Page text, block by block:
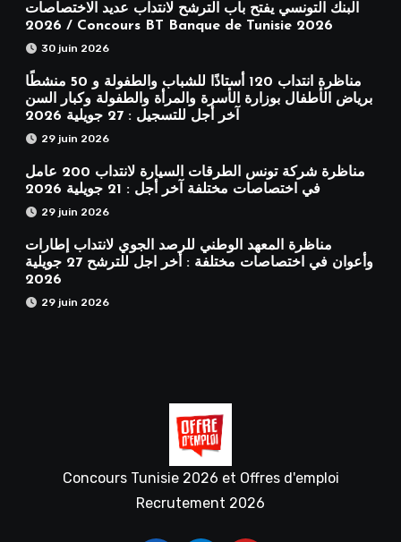
البنك التونسي يفتح باب الترشح لانتداب عديد الاختصاصات
2026 / Concours BT Banque de Tunisie 2026
30 juin 2026
مناظرة انتداب 120 أستاذًا للشباب والطفولة و 50 منشطًا
برياض الأطفال بوزارة الأسرة والمرأة والطفولة وكبار السن
آخر أجل للتسجيل : 27 جويلية 2026
29 juin 2026
مناظرة شركة تونس الطرقات السيارة لانتداب 200 عامل
في اختصاصات مختلفة آخر أجل : 21 جويلية 2026
29 juin 2026
مناظرة المعهد الوطني للرصد الجوي لانتداب إطارات
وأعوان في اختصاصات مختلفة : أخر اجل للترشح 27 جويلية
2026
29 juin 2026
Concours Tunisie 2026 et Offres d'emploi
Recrutement 2026